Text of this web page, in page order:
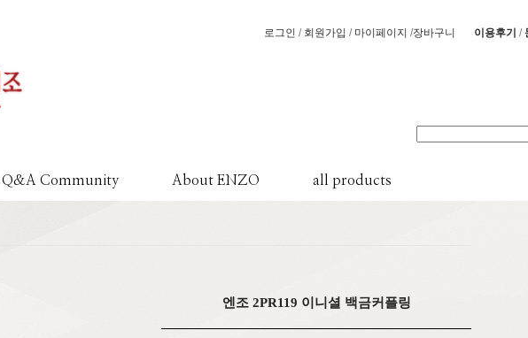
로그인 / 회원가입 / 마이페이지 /장바구니 이용후기 /
Q&A Community About ENZO all products
엔조 2PR119 이니셜 백금커플링